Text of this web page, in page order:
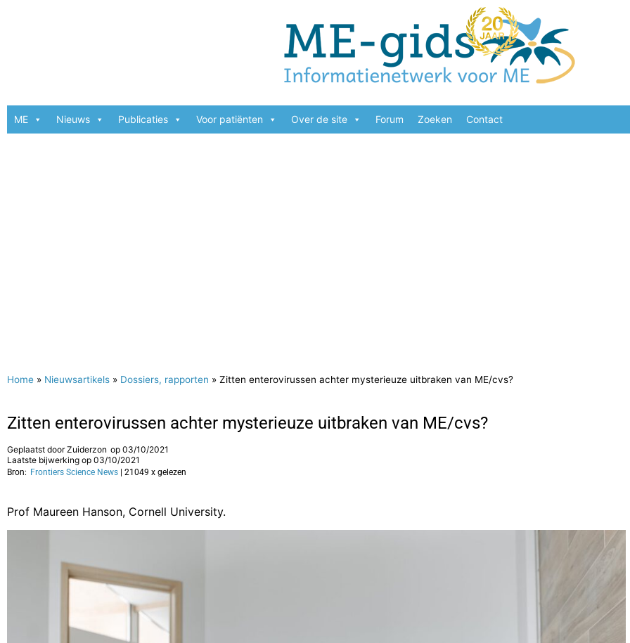
ME Nieuws Publicaties Voor patiënten Over de site Forum Zoeken Contact
Home » Nieuwsartikels » Dossiers, rapporten » Zitten enterovirussen achter mysterieuze uitbraken van ME/cvs?
Zitten enterovirussen achter mysterieuze uitbraken van ME/cvs?
Geplaatst doorZuiderzon op 03/10/2021
Laatste bijwerking op 03/10/2021
Bron: Frontiers Science News | 21049 x gelezen
Prof Maureen Hanson, Cornell University.